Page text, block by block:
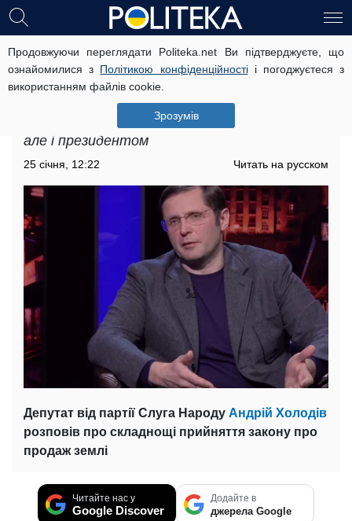
Продовжуючи переглядати Politeka.net Ви підтверджуєте, що
ознайомилися з Політикою конфіденційностіі погоджуєтеся з
використанням файлів cookie.
Зрозумів
Андрій Холодів про закон про
продаж землі: "Всередині фракції
ми ведемо гарячу дискусію"
Варіант обговорюється не тільки фракцією,
але і президентом
25 січня, 12:22 Читать на русском
Депутат від партії Слуга Народу Андрій Холодів
розповів про складнощі прийняття закону про
продаж землі
Читайте нас у
Google Discover
Додайте в
джерела Google